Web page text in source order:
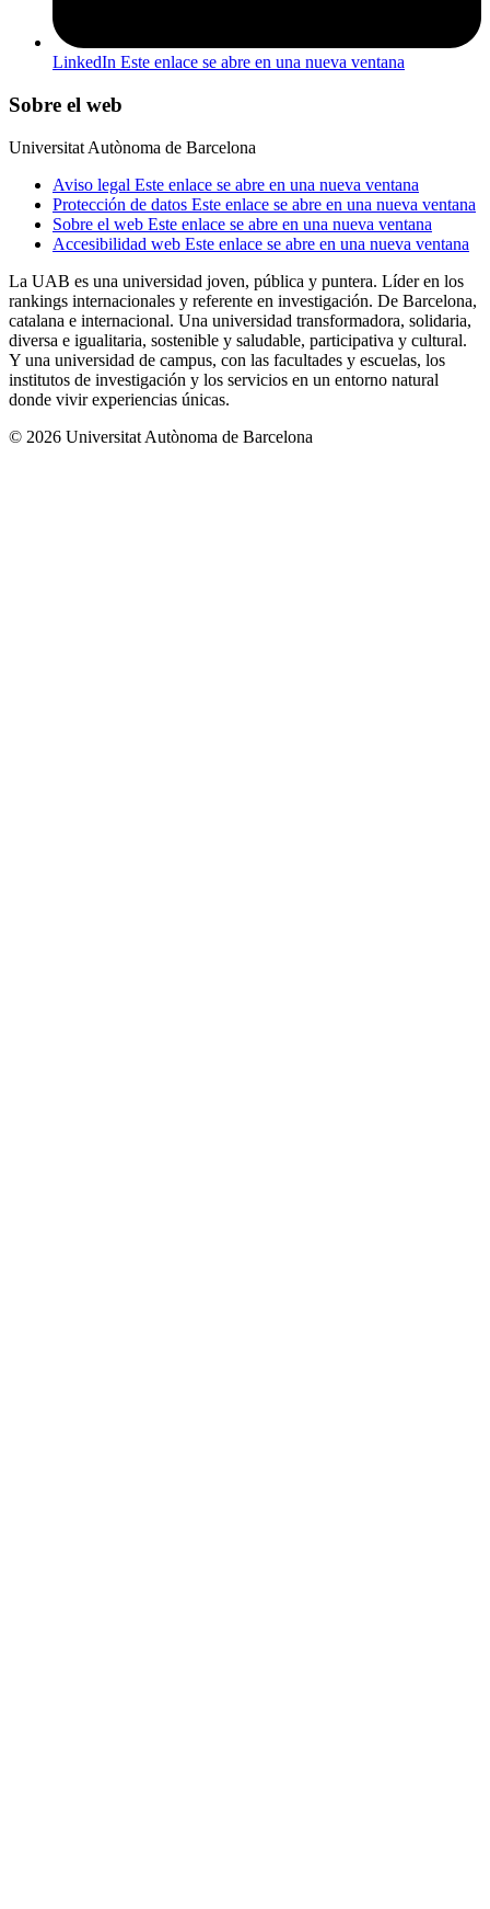
LinkedIn Este enlace se abre en una nueva ventana
Sobre el web
Universitat Autònoma de Barcelona
Aviso legal Este enlace se abre en una nueva ventana
Protección de datos Este enlace se abre en una nueva ventana
Sobre el web Este enlace se abre en una nueva ventana
Accesibilidad web Este enlace se abre en una nueva ventana
La UAB es una universidad joven, pública y puntera. Líder en los
rankings internacionales y referente en investigación. De Barcelona,
catalana e internacional. Una universidad transformadora, solidaria,
diversa e igualitaria, sostenible y saludable, participativa y cultural.
Y una universidad de campus, con las facultades y escuelas, los
institutos de investigación y los servicios en un entorno natural
donde vivir experiencias únicas.
© 2026 Universitat Autònoma de Barcelona